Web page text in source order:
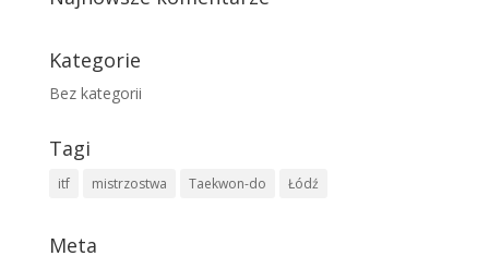
Kategorie
Bez kategorii
Tagi
itf mistrzostwa Taekwon-do Łódź
Meta